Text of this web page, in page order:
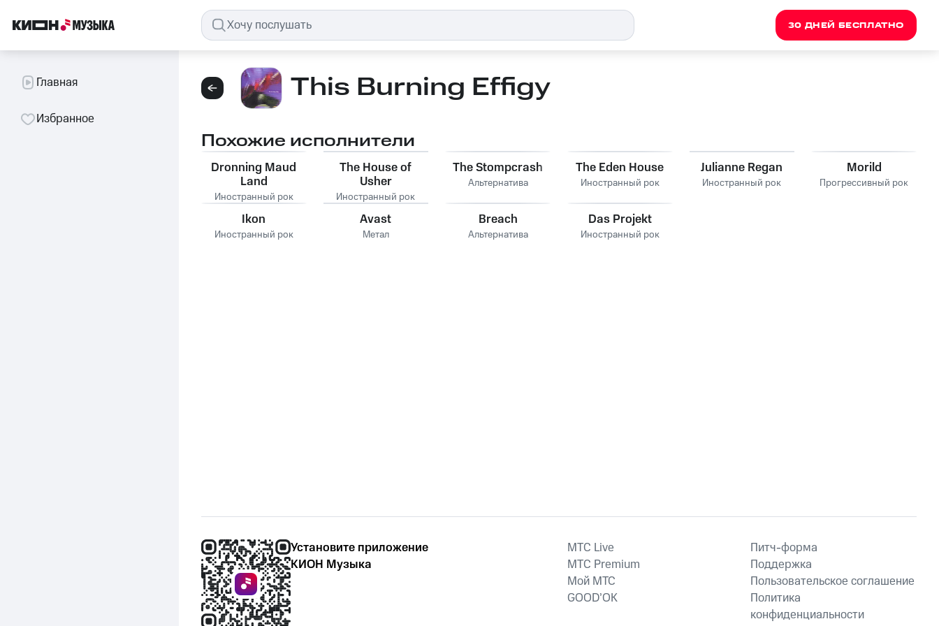
30 ДНЕЙ БЕСПЛАТНО
Главная
Избранное
This Burning Effigy
Похожие исполнители
Dronning Maud
Land
Иностранный рок
The House of
Usher
Иностранный рок
The Stompcrash
Альтернатива
The Eden House
Иностранный рок
Julianne Regan
Иностранный рок
Morild
Прогрессивный рок
Ikon
Иностранный рок
Avast
Метал
Breach
Альтернатива
Das Projekt
Иностранный рок
Установите приложение
КИОН Музыка
MTС Live
MTС Premium
Мой МТС
GOOD’OK
Питч-форма
Поддержка
Пользовательское соглашение
Политика
конфиденциальности